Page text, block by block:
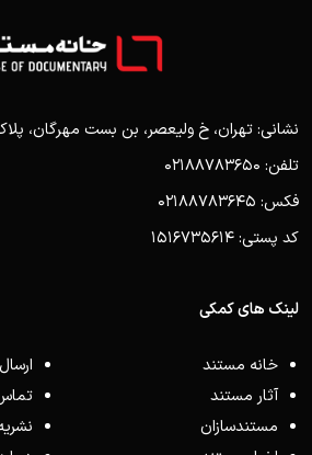
نشانی: تهران، خ ولیعصر، بن بست مهرگان،
تلفن: 02188783650
فکس: 02188783645
کد پستی: 1516735614
لینک های کمکی
خانه مستند
آثار مستند
مستندسازان